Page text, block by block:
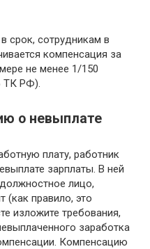
срок, сотрудникам в
компенсация за
не менее 1/150
ТК РФ).
о невыплате
плату, работник
зарплаты. В ней
лицо,
(как правило, это
изложите требования,
заработка
Компенсацию